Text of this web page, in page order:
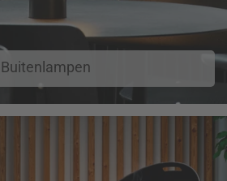
Buitenlampen